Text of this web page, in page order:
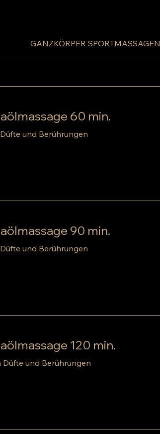
GANZKÖRPER SPORTMASSAGEN
60 min.
und Berührungen
90 min.
und Berührungen
120 min.
Düfte und Berührungen